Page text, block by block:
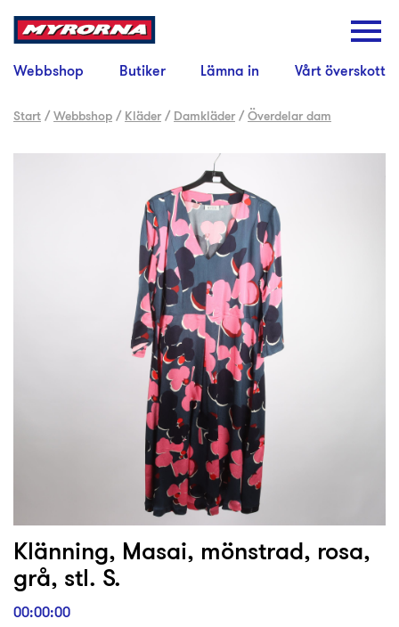
Webbshop Butiker Lämna in Vårt överskott
Start /Webbshop / Kläder / Damkläder /Överdelar dam
Klänning, Masai, mönstrad, rosa,
grå, stl. S.
00:00:00